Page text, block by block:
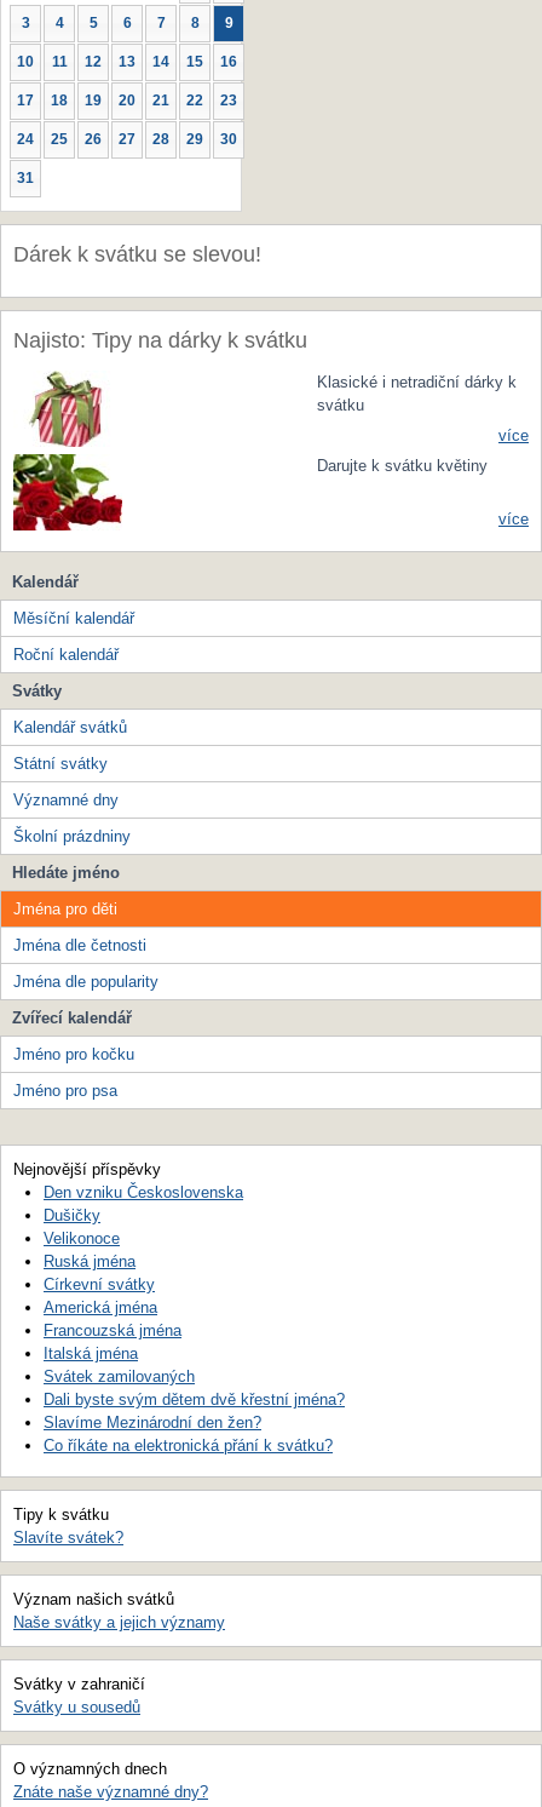
3 4 5 6 7 8 9
10 11 12 13 14 15 16
17 18 19 20 21 22 23
24 25 26 27 28 29 30
31
Dárek k svátku se slevou!
Najisto: Tipy na dárky k svátku
Klasické i netradiční dárky k
svátku
více
Darujte k svátku květiny
více
Kalendář
Měsíční kalendář
Roční kalendář
Svátky
Kalendář svátků
Státní svátky
Významné dny
Školní prázdniny
Hledáte jméno
Jména pro děti
Jména dle četnosti
Jména dle popularity
Zvířecí kalendář
Jméno pro kočku
Jméno pro psa
Nejnovější příspěvky
Den vzniku Československa
Dušičky
Velikonoce
Ruská jména
Církevní svátky
Americká jména
Francouzská jména
Italská jména
Svátek zamilovaných
Dali byste svým dětem dvě křestní jména?
Slavíme Mezinárodní den žen?
Co říkáte na elektronická přání k svátku?
Tipy k svátku
Slavíte svátek?
Význam našich svátků
Naše svátky a jejich významy
Svátky v zahraničí
Svátky u sousedů
O významných dnech
Znáte naše významné dny?